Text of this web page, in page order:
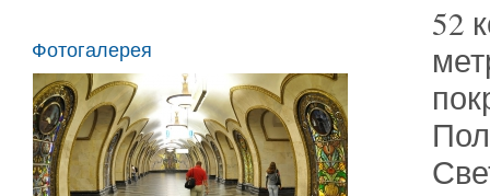
52
Фотогалерея